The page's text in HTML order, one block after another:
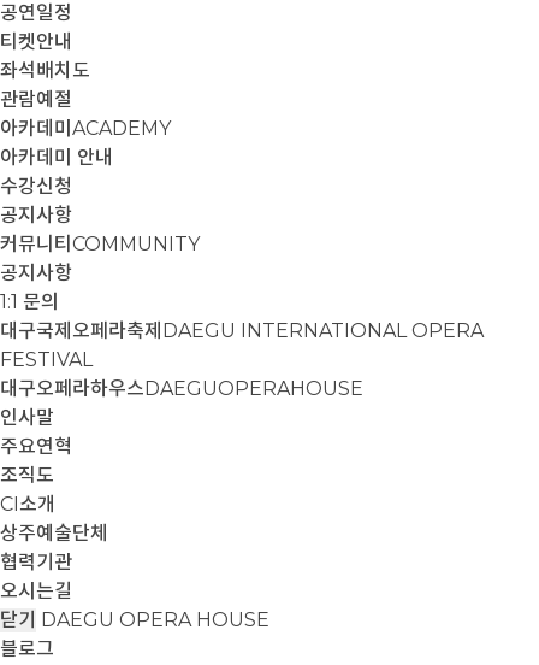
공연일정
티켓안내
좌석배치도
관람예절
아카데미 ACADEMY
아카데미 안내
수강신청
공지사항
커뮤니티 COMMUNITY
공지사항
1:1 문의
대구국제오페라축제 DAEGU INTERNATIONAL OPERA
FESTIVAL
대구오페라하우스DAEGUOPERAHOUSE
인사말
주요연혁
조직도
CI소개
상주예술단체
협력기관
오시는길
닫기 DAEGU OPERA HOUSE
블로그